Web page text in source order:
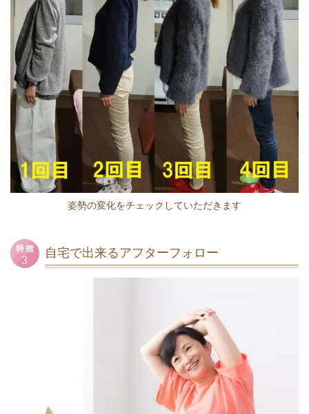
姿勢の変化をチェックしていただきます
自宅で出来るアフターフォロー